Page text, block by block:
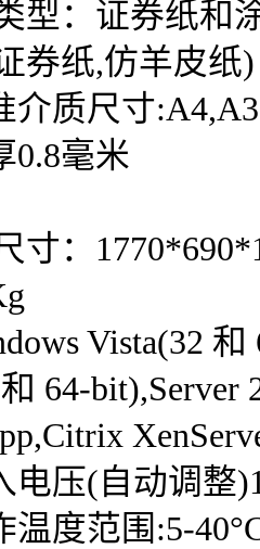
型：证券纸和
券纸,仿羊皮纸)
介质尺寸
0.8毫米
寸：
Vista(32
64-
电压(自动调整
度范围:5-